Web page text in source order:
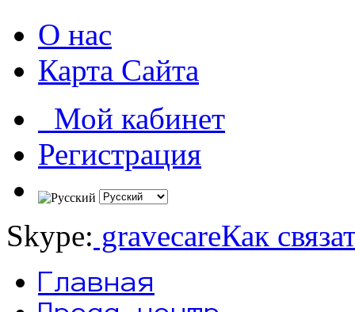
О нас
Карта Сайта
Мой кабинет
Регистрация
Skype: gravecareКак
Главная